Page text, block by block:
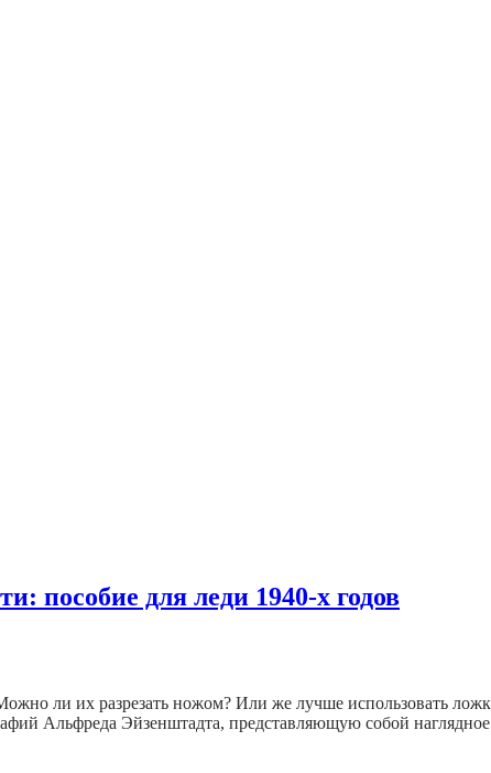
пособие для леди 1940-х годов
ли их разрезать ножом? Или же лучше использовать
Альфреда Эйзенштадта, представляющую собой